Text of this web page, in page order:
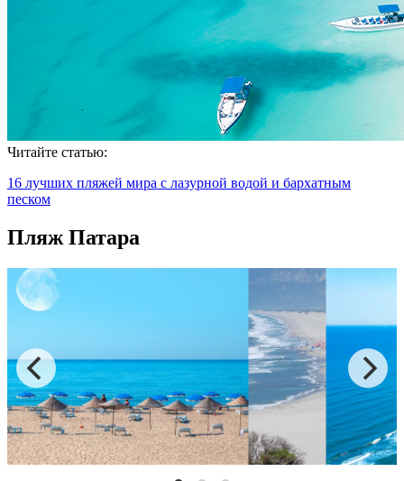
Читайте статью:
16 лучших пляжей мира с лазурной водой и бархатным
песком
Пляж Патара